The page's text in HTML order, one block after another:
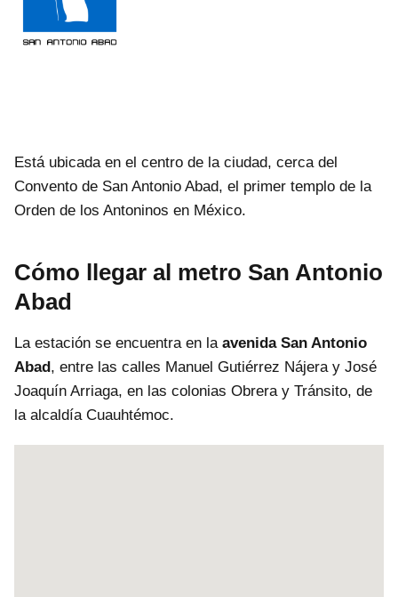
Está ubicada en el centro de la ciudad, cerca del
Convento de San Antonio Abad, el primer templo de la
Orden de los Antoninos en México.
Cómo llegar al metro San Antonio
Abad
La estación se encuentra en la avenida San Antonio
Abad, entre las calles Manuel Gutiérrez Nájera y José
Joaquín Arriaga, en las colonias Obrera y Tránsito, de
la alcaldía Cuauhtémoc.